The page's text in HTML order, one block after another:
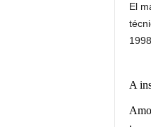
El
A
.